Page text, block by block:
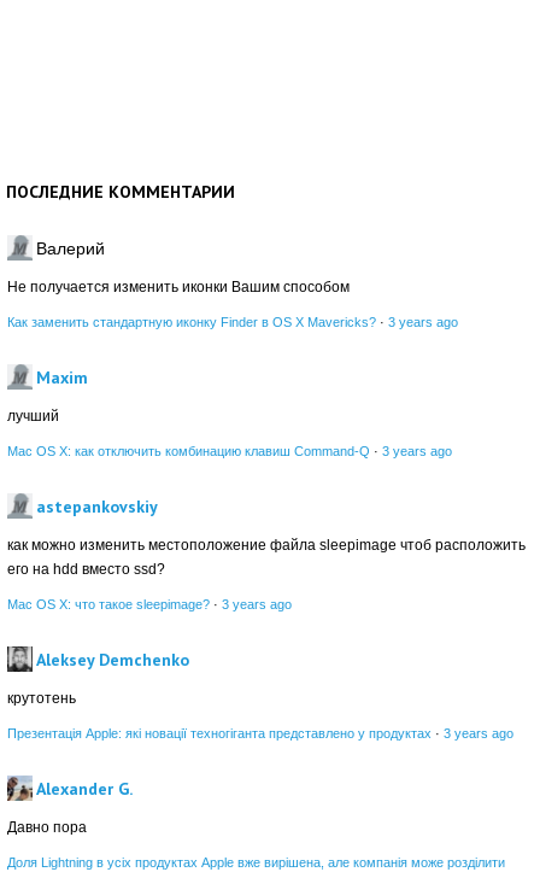
ПОСЛЕДНИЕ КОММЕНТАРИИ
Валерий
Не получается изменить иконки Вашим способом
Как заменить стандартную иконку Finder в OS X Mavericks? · 3 years ago
Maxim
лучший
Mac OS X: как отключить комбинацию клавиш Command-Q · 3 years ago
astepankovskiy
как можно изменить местоположение файла sleepimage чтоб расположить
его на hdd вместо ssd?
Mac OS X: что такое sleepimage? · 3 years ago
Aleksey Demchenko
крутотень
Презентація Apple: які новації техногіганта представлено у продуктах · 3 years ago
Alexander G.
Давно пора
Доля Lightning в усіх продуктах Apple вже вирішена, але компанія може розділити